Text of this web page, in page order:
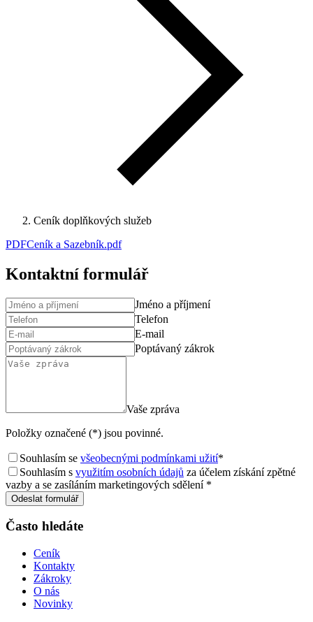
Ceník doplňkových služeb
PDFCeník a Sazebník.pdf
Kontaktní formulář
Jméno a příjmení
Telefon
E-mail
Poptávaný zákrok
Vaše zpráva
Položky označené (*) jsou povinné.
Souhlasím se všeobecnými podmínkami užití*
Souhlasím s využitím osobních údajů za účelem získání zpětné
vazby a se zasíláním marketingových sdělení *
Odeslat formulář
Často hledáte
Ceník
Kontakty
Zákroky
O nás
Novinky